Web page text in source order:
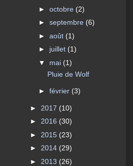
► octobre (2)
► septembre (6)
► août (1)
► juillet (1)
▼ mai (1)
Pluie de Wolf
► février (3)
► 2017 (10)
► 2016 (30)
► 2015 (23)
► 2014 (29)
► 2013 (26)